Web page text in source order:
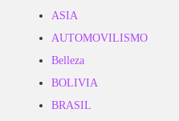
ASIA
AUTOMOVILISMO
Belleza
BOLIVIA
BRASIL